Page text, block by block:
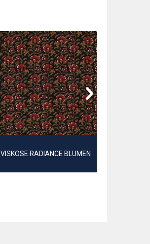
VISKOSE RADIANCE BLUMEN